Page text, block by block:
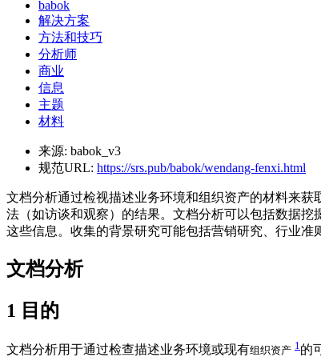
babok
解决方案
方法和技巧
分析师
商业
信息
主题
材料
来源: babok_v3
规范URL: https://srs.pub/babok/wendang-fenxi.html
文档分析通过检视描述业务环境和组织资产的材料来
法（如访谈和观察）的结果。文档分析可以包括数据
这些信息。收集的背景研究可能包括营销研究、行业准
文档分析
1 目的
文档分析用于通过检查描述业务环境或现有组织资产 1 的